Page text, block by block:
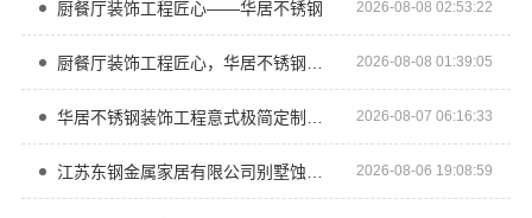
厨餐厅装饰工程匠心——华居不锈钢 2026-08-08 02:53:22
2026-08-08 01:39:05
2026-08-07 06:16:33
2026-08-06 19:08:59